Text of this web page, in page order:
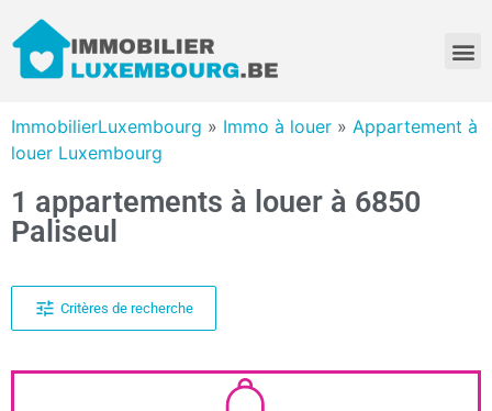
ImmobilierLuxembourg » Immo à louer » Appartement à
louer Luxembourg
1 appartements à louer à 6850
Paliseul
Critères de recherche